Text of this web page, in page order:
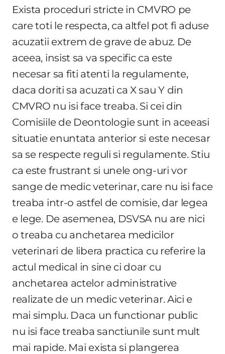
Exista proceduri stricte in CMVRO pe
care toti le respecta, ca altfel pot fi aduse
acuzatii extrem de grave de abuz. De
aceea, insist sa va specific ca este
necesar sa fiti atenti la regulamente,
daca doriti sa acuzati ca X sau Y din
CMVRO nu isi face treaba. Si cei din
Comisiile de Deontologie sunt in aceeasi
situatie enuntata anterior si este necesar
sa se respecte reguli si regulamente. Stiu
ca este frustrant si unele ong-uri vor
sange de medic veterinar, care nu isi face
treaba intr-o astfel de comisie, dar legea
e lege. De asemenea, DSVSA nu are nici
o treaba cu anchetarea medicilor
veterinari de libera practica cu referire la
actul medical in sine ci doar cu
anchetarea actelor administrative
realizate de un medic veterinar. Aici e
mai simplu. Daca un functionar public
nu isi face treaba sanctiunile sunt mult
mai rapide. Mai exista si plangerea